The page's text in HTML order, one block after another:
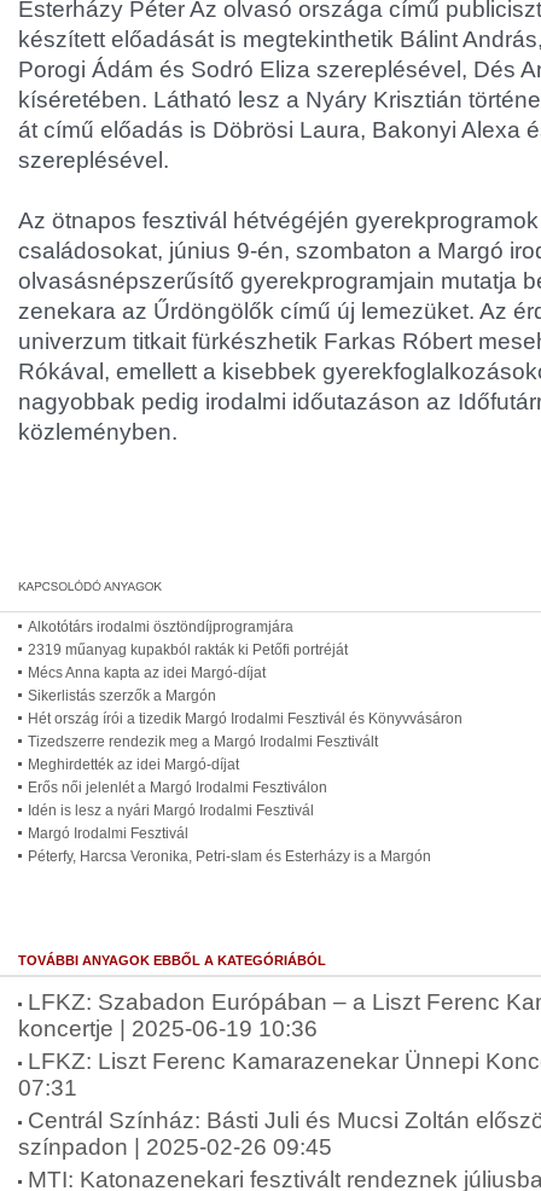
Esterházy Péter Az olvasó országa című
készített előadását is megtekinthetik Bálint
Porogi Ádám és Sodró Eliza szereplésével, Dés
kíséretében. Látható lesz a Nyáry Krisztián
át című előadás is Döbrösi Laura, Bakonyi Alexa
szereplésével.
Az ötnapos fesztivál hétvégéjén
családosokat, június 9-én, szombaton a Margó
olvasásnépszerűsítő gyerekprogramjain mutatja
zenekara az Űrdöngölők című új lemezüket. Az
univerzum titkait fürkészhetik Farkas Róbert
Rókával, emellett a kisebbek
nagyobbak pedig irodalmi időutazáson az
közleményben.
Alkotótárs irodalmi ösztöndíjprogramjára
2319 műanyag kupakból rakták ki Petőfi portréját
Mécs Anna kapta az idei Margó-díjat
Sikerlistás szerzők a Margón
Hét ország írói a tizedik Margó Irodalmi Fesztivál és Könyvvásáron
Tizedszerre rendezik meg a Margó Irodalmi Fesztivált
Meghirdették az idei Margó-díjat
Erős női jelenlét a Margó Irodalmi Fesztiválon
Idén is lesz a nyári Margó Irodalmi Fesztivál
Margó Irodalmi Fesztivál
Péterfy, Harcsa Veronika, Petri-slam és Esterházy is a Margón
TOVÁBBI ANYAGOK EBBŐL A KATEGÓRIÁBÓL
LFKZ: Szabadon Európában – a Liszt Ferenc
koncertje | 2025-06-19 10:36
LFKZ: Liszt Ferenc Kamarazenekar Ünnepi
07:31
Centrál Színház: Básti Juli és Mucsi Zoltán
színpadon | 2025-02-26 09:45
MTI: Katonazenekari fesztivált rendeznek